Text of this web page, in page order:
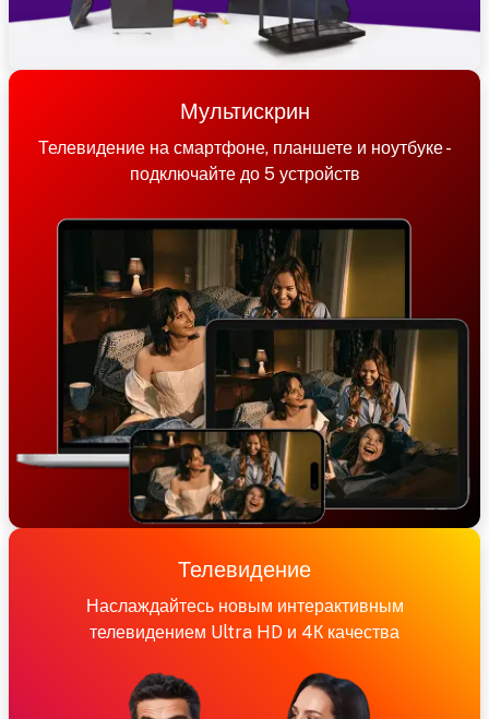
Мультискрин
Телевидение на смартфоне, планшете и ноутбуке -
подключайте до 5 устройств
Телевидение
Наслаждайтесь новым интерактивным
телевидением Ultra HD и 4К качества